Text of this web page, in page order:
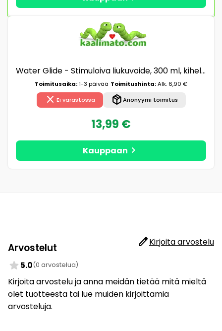
Water Glide - Stimuloiva liukuvoide, 300 ml, kihelmöivä, vesipohjainen, vegaaninen
Toimitusaika:1-3 päivää Toimitushinta:Alk. 6,90 €
close Ei varastossa package_2Anonyymi toimitus
13,99 €
Kauppaan chevron_right
Arvostelut editKirjoita arvostelu
star 5.0(0 arvostelua)
Kirjoita arvostelu ja anna meidän tietää mitä mieltä
olet tuotteesta tai lue muiden kirjoittamia
arvosteluja.